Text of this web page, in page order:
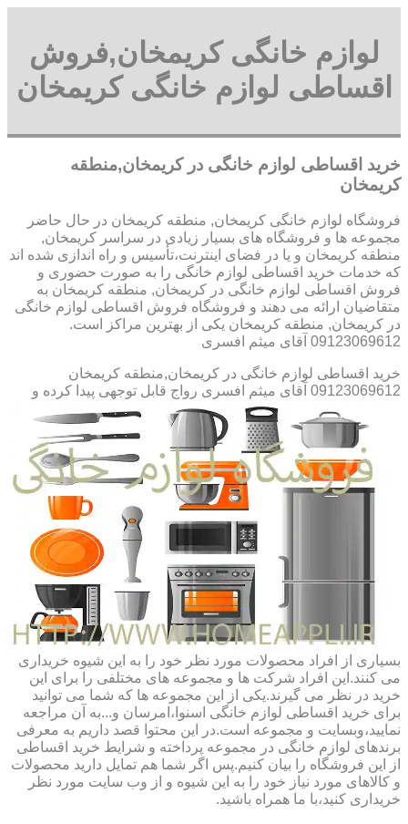
لوازم خانگی کریمخان,فروش
اقساطی لوازم خانگی کریمخان
خرید اقساطی لوازم خانگی در کریمخان,منطقه
کریمخان
فروشگاه لوازم خانگی کریمخان, منطقه کریمخان در حال حاضر
مجموعه ها و فروشگاه های بسیار زیادی در سراسر کریمخان,
منطقه کریمخان و یا در فضای اینترنت،تأسیس و راه اندازی شده اند
که خدمات خرید اقساطی لوازم خانگی را به صورت حضوری و
فروش اقساطی لوازم خانگی در کریمخان, منطقه کریمخان به
متقاضیان ارائه می دهند و فروشگاه فروش اقساطی لوازم خانگی
در کریمخان, منطقه کریمخان یکی از بهترین مراکز است.
09123069612 آقای میثم افسری
خرید اقساطی لوازم خانگی در کریمخان,منطقه کریمخان
09123069612 آقای میثم افسری
رواج قابل توجهی پیدا کرده و
بسیاری از افراد محصولات مورد نظر خود را به این شیوه خریداری
می کنند.این افراد شرکت ها و مجموعه های مختلفی را برای این
خرید در نظر می گیرند.یکی از این مجموعه ها که شما می توانید
برای خرید اقساطی لوازم خانگی اسنوا،امرسان و...به آن مراجعه
نمایید،وبسایت و مجموعه است.در این محتوا قصد داریم به معرفی
برندهای لوازم خانگی در مجموعه پرداخته و شرایط خرید اقساطی
از این فروشگاه را بیان کنیم.پس اگر شما هم تمایل دارید محصولات
و کالاهای مورد نیاز خود را به این شیوه و از وب سایت مورد نظر
خریداری کنید،با ما همراه باشید.